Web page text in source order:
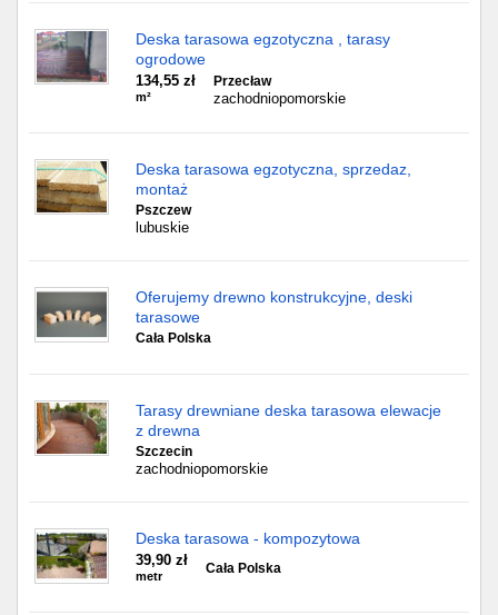
Deska tarasowa egzotyczna , tarasy
ogrodowe
134,55 zł
m²
Przecław
zachodniopomorskie
Deska tarasowa egzotyczna, sprzedaz,
montaż
Pszczew
lubuskie
Oferujemy drewno konstrukcyjne, deski
tarasowe
Cała Polska
Tarasy drewniane deska tarasowa elewacje
z drewna
Szczecin
zachodniopomorskie
Deska tarasowa - kompozytowa
39,90 zł
metr
Cała Polska